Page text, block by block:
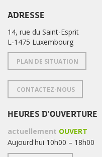
ADRESSE
14, rue du Saint-Esprit
L-1475 Luxembourg
PLAN DE SITUATION
CONTACTEZ-NOUS
HEURES D'OUVERTURE
actuellement OUVERT
Aujourd'hui 10h00 – 18h00